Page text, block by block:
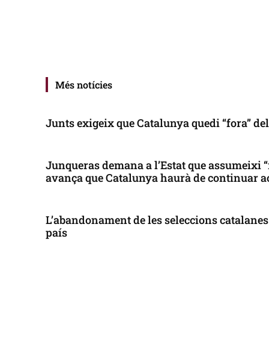
Més notícies
Junts exigeix que Catalunya quedi “fora”
Junqueras demana a l’Estat que assumeixi
avança que Catalunya haurà de continuar
L’abandonament de les seleccions
país